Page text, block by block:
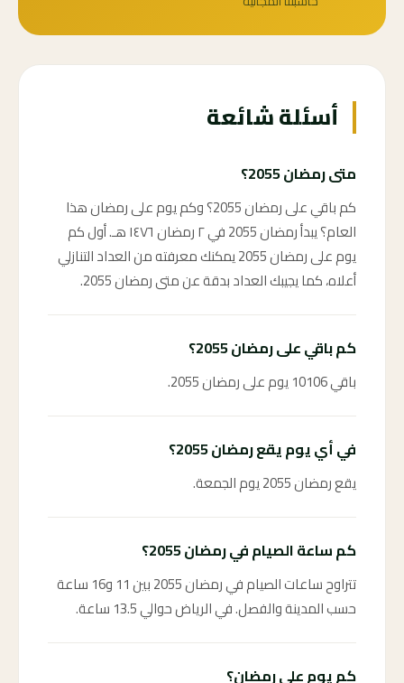
أسئلة شائعة
متى رمضان 2055؟
كم باقي على رمضان 2055؟ وكم يوم على رمضان هذا
العام؟ يبدأ رمضان 2055 في ٢ رمضان ١٤٧٦ هـ. أول كم
يوم على رمضان 2055 يمكنك معرفته من العداد التنازلي
أعلاه، كما يجيبك العداد بدقة عن متى رمضان 2055.
كم باقي على رمضان 2055؟
باقي 10106 يوم على رمضان 2055.
في أي يوم يقع رمضان 2055؟
يقع رمضان 2055 يوم الجمعة.
كم ساعة الصيام في رمضان 2055؟
تتراوح ساعات الصيام في رمضان 2055 بين 11 و16 ساعة
حسب المدينة والفصل. في الرياض حوالي 13.5 ساعة.
كم يوم على رمضان؟